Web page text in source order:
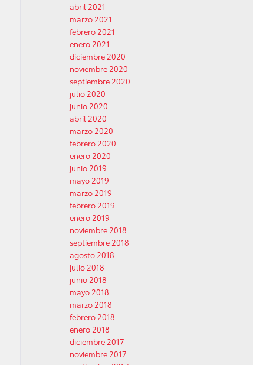
abril 2021
marzo 2021
febrero 2021
enero 2021
diciembre 2020
noviembre 2020
septiembre 2020
julio 2020
junio 2020
abril 2020
marzo 2020
febrero 2020
enero 2020
junio 2019
mayo 2019
marzo 2019
febrero 2019
enero 2019
noviembre 2018
septiembre 2018
agosto 2018
julio 2018
junio 2018
mayo 2018
marzo 2018
febrero 2018
enero 2018
diciembre 2017
noviembre 2017